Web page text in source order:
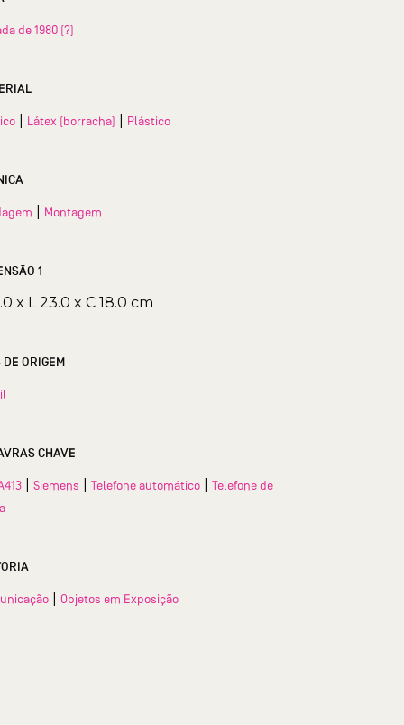
de 1980 (?)
Látex (borracha) Plástico
Montagem
1
x L 23.0 x C 18.0 cm
DE ORIGEM
CHAVE
|Siemens |Telefone automático |Telefone de
|Objetos em Exposição